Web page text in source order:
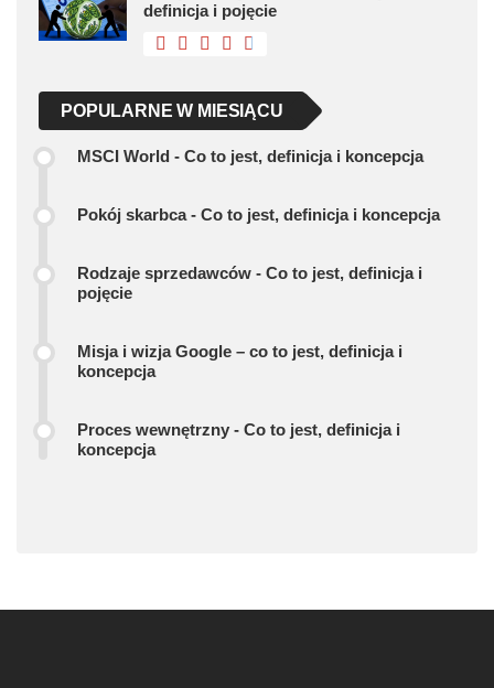
definicja i pojęcie
POPULARNE W MIESIĄCU
MSCI World - Co to jest, definicja i koncepcja
Pokój skarbca - Co to jest, definicja i koncepcja
Rodzaje sprzedawców - Co to jest, definicja i
pojęcie
Misja i wizja Google – co to jest, definicja i
koncepcja
Proces wewnętrzny - Co to jest, definicja i
koncepcja